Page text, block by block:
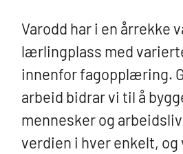
Varodd har i en årrekke
lærlingplass med
innenfor fagopplæring.
arbeid bidrar vi til å
mennesker og
verdien i hver enkelt, og